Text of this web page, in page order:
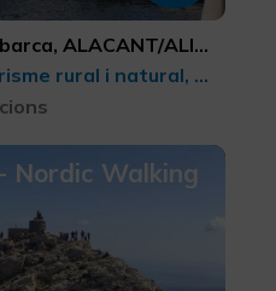
ALICANTE, ALACANT/ALICANTE
Turisme esportiu, Turisme rural i natural, Observació d'ocells, Senderisme, Parcs Naturals
Nordic Walking